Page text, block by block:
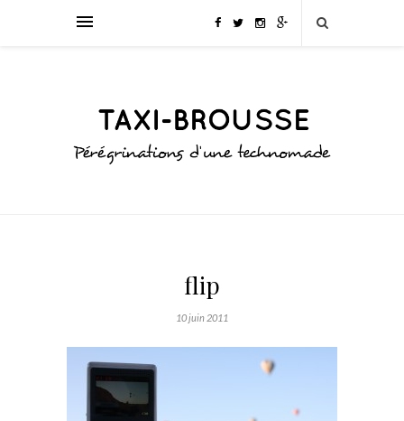
flip
10 juin 2011